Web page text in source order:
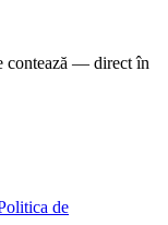
contează — direct în
de